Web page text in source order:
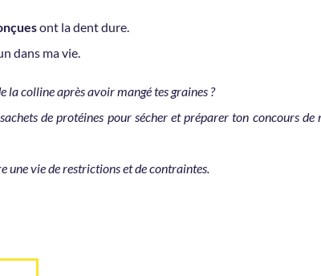
ont la dent dure.
dans ma vie.
la colline après avoir mangé tes graines ?
de protéines pour sécher et préparer ton concours de
une vie de restrictions et de contraintes.